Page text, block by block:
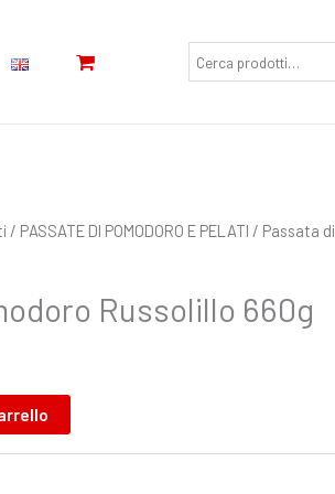
/ PASSATE DI POMODORO E PELATI / Passata di
Russolillo 660g